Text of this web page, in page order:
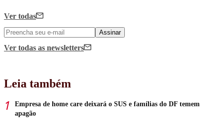
Ver todas
Assinar
Ver todas as newsletters
Leia também
Empresa de home care deixará o SUS e famílias do DF temem
apagão